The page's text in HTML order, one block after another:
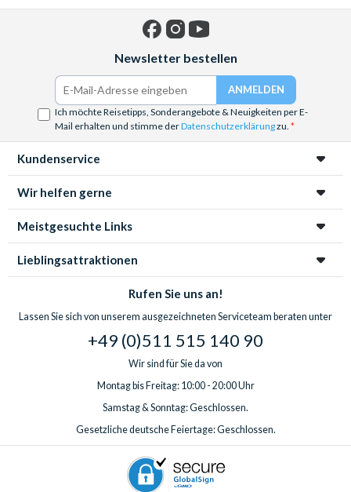
Newsletter bestellen
Ich möchte Reisetipps, Sonderangebote & Neuigkeiten per E-
Mail erhalten und stimme derDatenschutzerklärungzu.
Kundenservice
Wir helfen gerne
Meistgesuchte Links
Lieblingsattraktionen
Rufen Sie uns an!
Lassen Sie sich von unserem ausgezeichneten Serviceteam beraten unter
+49 (0)511 515 140 90
Wir sind für Sie da von
Montag bis Freitag: 10:00 - 20:00 Uhr
Samstag & Sonntag: Geschlossen.
Gesetzliche deutsche Feiertage: Geschlossen.